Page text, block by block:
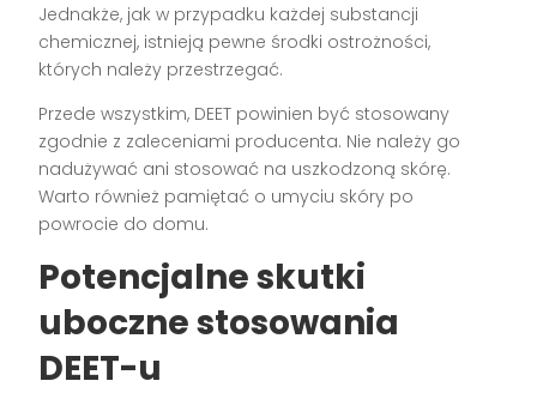
Jednakże, jak w przypadku każdej substancji
chemicznej, istnieją pewne środki ostrożności,
których należy przestrzegać.
Przede wszystkim, DEET powinien być stosowany
zgodnie z zaleceniami producenta. Nie należy go
nadużywać ani stosować na uszkodzoną skórę.
Warto również pamiętać o umyciu skóry po
powrocie do domu.
Potencjalne skutki
uboczne stosowania
DEET-u